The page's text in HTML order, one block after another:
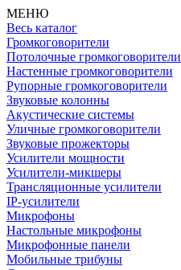
МЕНЮ
Весь каталог
Громкоговорители
Потолочные громкоговорители
Настенные громкоговорители
Рупорные громкоговорители
Звуковые колонны
Акустические системы
Уличные громкоговорители
Звуковые прожекторы
Усилители мощности
Усилители-микшеры
Трансляционные усилители
IP-усилители
Микрофоны
Настольные микрофоны
Микрофонные панели
Мобильные трибуны